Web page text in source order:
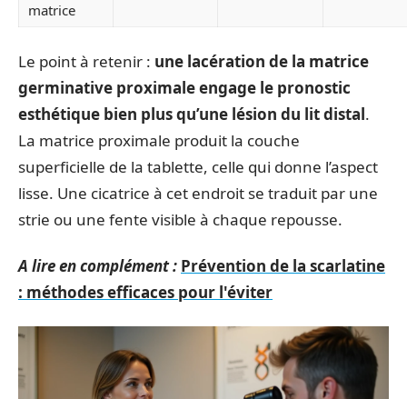
matrice
Le point à retenir : une lacération de la matrice
germinative proximale engage le pronostic
esthétique bien plus qu’une lésion du lit distal.
La matrice proximale produit la couche
superficielle de la tablette, celle qui donne l’aspect
lisse. Une cicatrice à cet endroit se traduit par une
strie ou une fente visible à chaque repousse.
A lire en complément : Prévention de la scarlatine
: méthodes efficaces pour l'éviter